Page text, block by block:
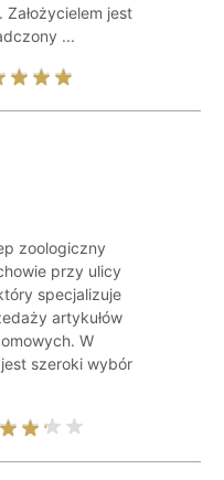
Założycielem jest
...
zoologiczny
przy ulicy
specjalizuje
artykułów
W
szeroki wybór